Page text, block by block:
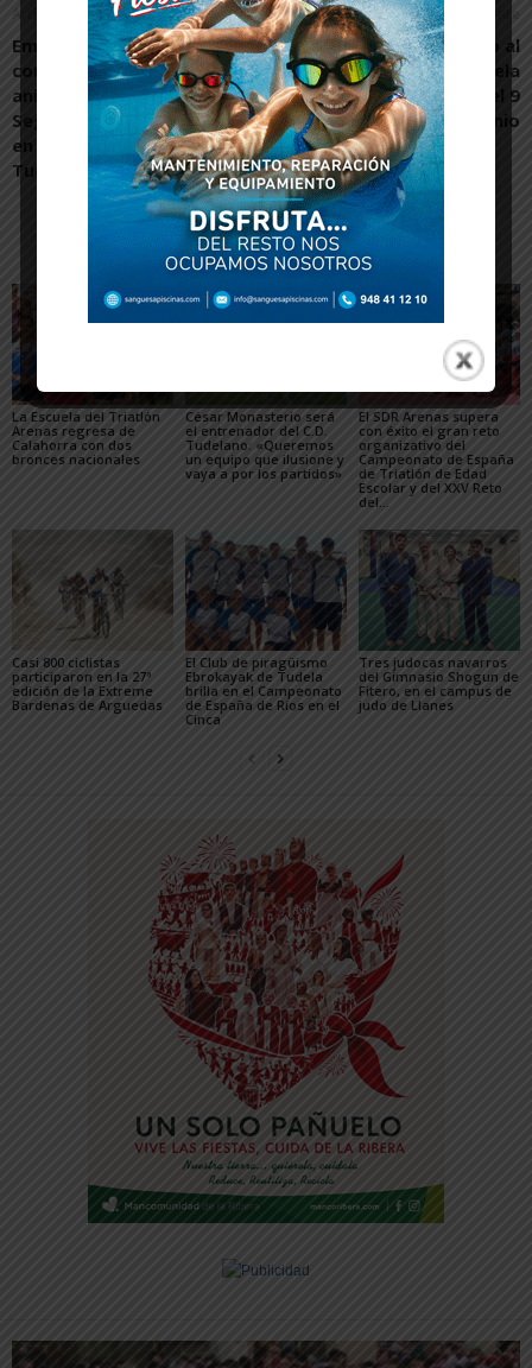
Artículo anterior
Emotivo concierto
conmemorando el 80
aniversario del fin de la
Segunda Guerra Mundial
en el IES Benjamín de
Tudela
Artículo siguiente
Las pruebas de acceso al
conservatorio de Tudela
se realizarán a partir del 9
de junio
Artículos relacionados Más del autor
La Escuela del Triatlón
Arenas regresa de
Calahorra con dos
bronces nacionales
César Monasterio será
el entrenador del C.D.
Tudelano: «Queremos
un equipo que ilusione y
vaya a por los partidos»
El SDR Arenas supera
con éxito el gran reto
organizativo del
Campeonato de España
de Triatlón de Edad
Escolar y del XXV Reto
del...
Casi 800 ciclistas
participaron en la 27ª
edición de la Extreme
Bardenas de Arguedas
El Club de piragüismo
Ebrokayak de Tudela
brilla en el Campeonato
de España de Ríos en el
Cinca
Tres judocas navarros
del Gimnasio Shogun de
Fitero, en el campus de
judo de Llanes